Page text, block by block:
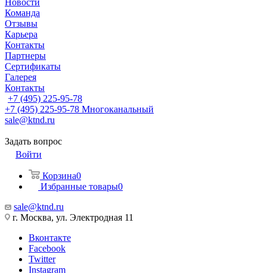
Новости
Команда
Отзывы
Карьера
Контакты
Партнеры
Сертификаты
Галерея
Контакты
+7 (495) 225-95-78
+7 (495) 225-95-78 Многоканальный
sale@ktnd.ru
Задать вопрос
Войти
Корзина0
Избранные товары0
sale@ktnd.ru
г. Москва, ул. Электродная 11
Вконтакте
Facebook
Twitter
Instagram